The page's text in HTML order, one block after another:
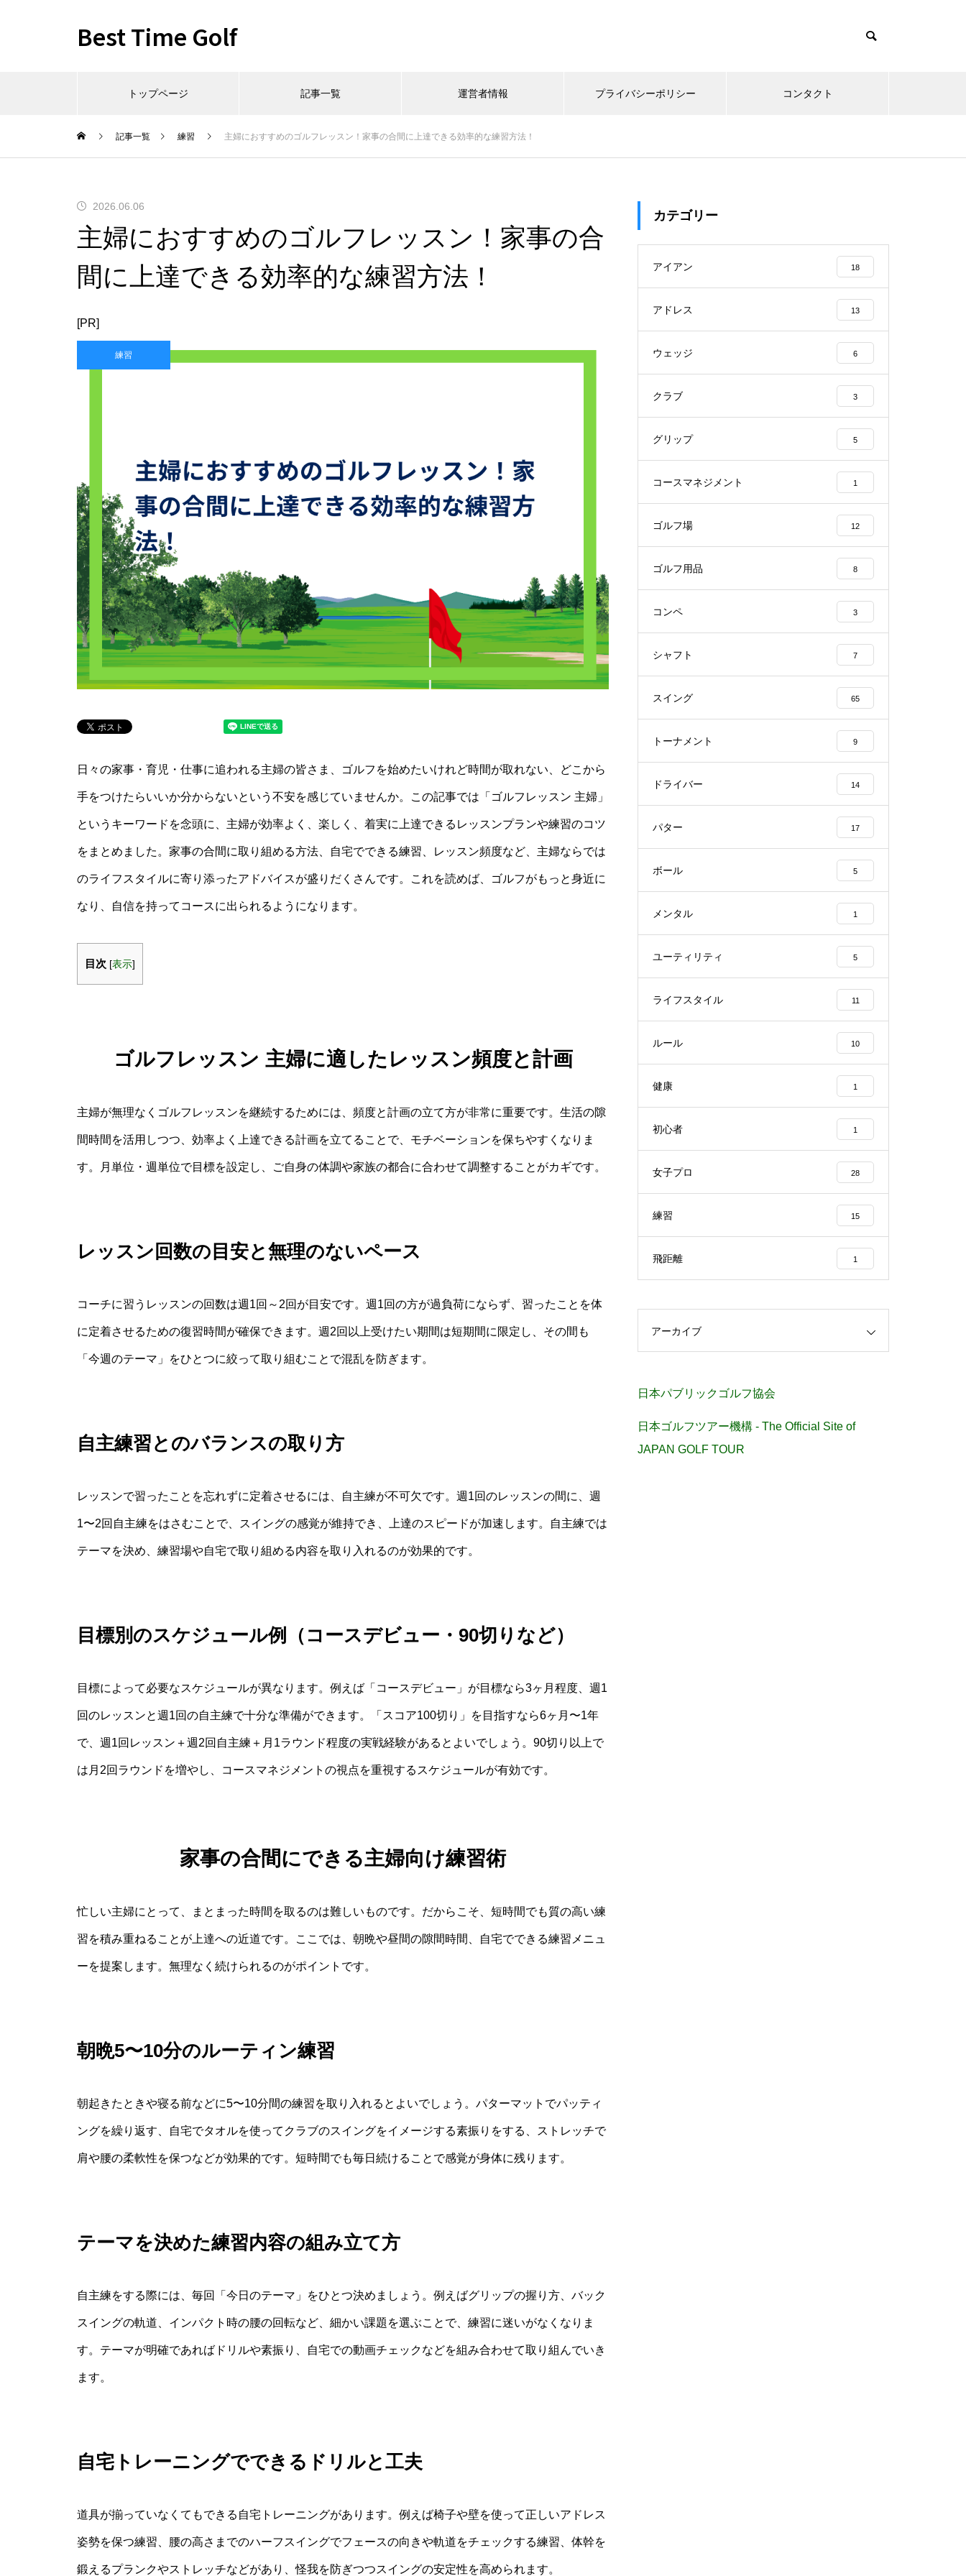
Best Time Golf
トップページ 記事一覧 運営者情報 プライバシーポリシー コンタクト
記事一覧 練習 主婦におすすめのゴルフレッスン！家事の合間に上達できる効率的な練習方法！
2026.06.06
主婦におすすめのゴルフレッスン！家事の合
間に上達できる効率的な練習方法！
[PR]
練習
日々の家事・育児・仕事に追われる主婦の皆さま、ゴルフを始めたいけれど時間が取れない、どこから
手をつけたらいいか分からないという不安を感じていませんか。この記事では「ゴルフレッスン 主婦」
というキーワードを念頭に、主婦が効率よく、楽しく、着実に上達できるレッスンプランや練習のコツ
をまとめました。家事の合間に取り組める方法、自宅でできる練習、レッスン頻度など、主婦ならでは
のライフスタイルに寄り添ったアドバイスが盛りだくさんです。これを読めば、ゴルフがもっと身近に
なり、自信を持ってコースに出られるようになります。
目次 [表示]
ゴルフレッスン 主婦に適したレッスン頻度と計画
主婦が無理なくゴルフレッスンを継続するためには、頻度と計画の立て方が非常に重要です。生活の隙
間時間を活用しつつ、効率よく上達できる計画を立てることで、モチベーションを保ちやすくなりま
す。月単位・週単位で目標を設定し、ご自身の体調や家族の都合に合わせて調整することがカギです。
レッスン回数の目安と無理のないペース
コーチに習うレッスンの回数は週1回～2回が目安です。週1回の方が過負荷にならず、習ったことを体
に定着させるための復習時間が確保できます。週2回以上受けたい期間は短期間に限定し、その間も
「今週のテーマ」をひとつに絞って取り組むことで混乱を防ぎます。
自主練習とのバランスの取り方
レッスンで習ったことを忘れずに定着させるには、自主練が不可欠です。週1回のレッスンの間に、週
1〜2回自主練をはさむことで、スイングの感覚が維持でき、上達のスピードが加速します。自主練では
テーマを決め、練習場や自宅で取り組める内容を取り入れるのが効果的です。
目標別のスケジュール例（コースデビュー・90切りなど）
目標によって必要なスケジュールが異なります。例えば「コースデビュー」が目標なら3ヶ月程度、週1
回のレッスンと週1回の自主練で十分な準備ができます。「スコア100切り」を目指すなら6ヶ月〜1年
で、週1回レッスン＋週2回自主練＋月1ラウンド程度の実戦経験があるとよいでしょう。90切り以上で
は月2回ラウンドを増やし、コースマネジメントの視点を重視するスケジュールが有効です。
家事の合間にできる主婦向け練習術
忙しい主婦にとって、まとまった時間を取るのは難しいものです。だからこそ、短時間でも質の高い練
習を積み重ねることが上達への近道です。ここでは、朝晩や昼間の隙間時間、自宅でできる練習メニュ
ーを提案します。無理なく続けられるのがポイントです。
朝晩5〜10分のルーティン練習
朝起きたときや寝る前などに5〜10分間の練習を取り入れるとよいでしょう。パターマットでパッティ
ングを繰り返す、自宅でタオルを使ってクラブのスイングをイメージする素振りをする、ストレッチで
肩や腰の柔軟性を保つなどが効果的です。短時間でも毎日続けることで感覚が身体に残ります。
テーマを決めた練習内容の組み立て方
自主練をする際には、毎回「今日のテーマ」をひとつ決めましょう。例えばグリップの握り方、バック
スイングの軌道、インパクト時の腰の回転など、細かい課題を選ぶことで、練習に迷いがなくなりま
す。テーマが明確であればドリルや素振り、自宅での動画チェックなどを組み合わせて取り組んでいき
ます。
自宅トレーニングでできるドリルと工夫
道具が揃っていなくてもできる自宅トレーニングがあります。例えば椅子や壁を使って正しいアドレス
姿勢を保つ練習、腰の高さまでのハーフスイングでフェースの向きや軌道をチェックする練習、体幹を
鍛えるプランクやストレッチなどがあり、怪我を防ぎつつスイングの安定性を高められます。
カテゴリー
アイアン 18
アドレス 13
ウェッジ 6
クラブ 3
グリップ 5
コースマネジメント 1
ゴルフ場 12
ゴルフ用品 8
コンペ 3
シャフト 7
スイング 65
トーナメント 9
ドライバー 14
パター 17
ボール 5
メンタル 1
ユーティリティ 5
ライフスタイル 11
ルール 10
健康 1
初心者 1
女子プロ 28
練習 15
飛距離 1
アーカイブ
日本パブリックゴルフ協会
日本ゴルフツアー機構 - The Official Site of
JAPAN GOLF TOUR